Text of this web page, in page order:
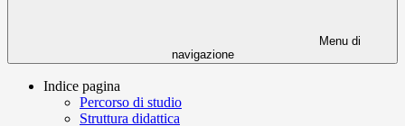
Menu di
navigazione
Indice pagina
Percorso di studio
Struttura didattica